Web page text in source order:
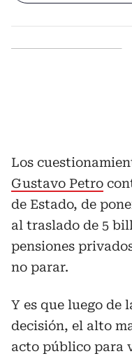
Los
Gustavo Petro
de Estado, de
al traslado de 5
pensiones
no parar.
Y es que luego de
decisión, el alto
acto público para